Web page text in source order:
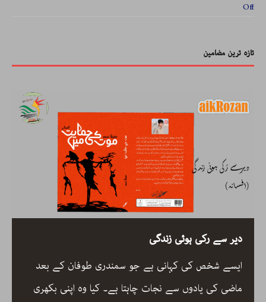
Off
تازہ ترین مضامین
دیر سے رکی ہوئی زندگی
ایسے شخص کی کہانی ہے جو سمندری طوفان کے بعد
ماضی کی یادوں سے نجات چاہتا ہے۔ کیا وہ اپنی بکھری